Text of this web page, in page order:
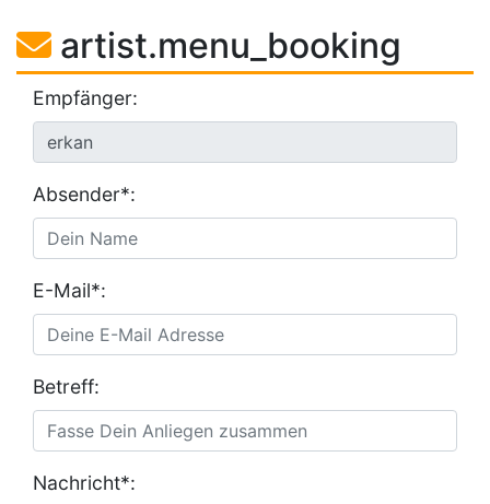
artist.menu_booking
Empfänger:
Absender*:
E-Mail*:
Betreff:
Nachricht*: